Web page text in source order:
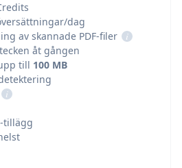
dag
av skannade PDF-filer
i
tecken åt gången
till 100 MB
i
tillägg